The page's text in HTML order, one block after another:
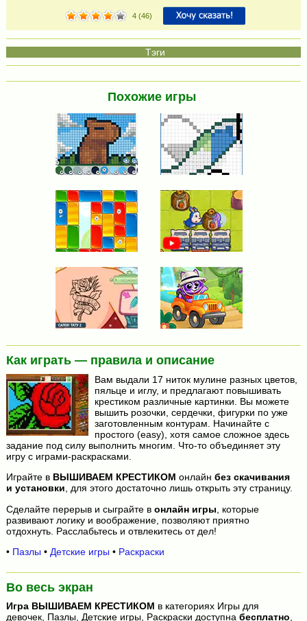
4 (46)
Похожие игры
Как играть — правила и описание
Вам выдали 17 ниток мулине разных цветов,
пяльце и иглу, и предлагают повышивать
крестиком различные картинки. Вы можете
вышить розочки, сердечки, фигурки по уже
заготовленным контурам. Начинайте с
простого (easy), хотя самое сложное здесь
задание под силу выполнить многим. Что-то объединяет эту
игру с играми-раскрасками.
Играйте в ВЫШИВАЕМ КРЕСТИКОМ онлайн без скачивания
и установки, для этого достаточно лишь открыть эту страницу.
Сделайте перерыв и сыграйте в онлайн игры , которые
развивают логику и воображение, позволяют приятно
отдохнуть. Расслабьтесь и отвлекитесь от дел!
• Пазлы • Детские игры • Раскраски
Во весь экран
Игра ВЫШИВАЕМ КРЕСТИКОМ в категориях Игры для
девочек, Пазлы, Детские игры, Раскраски доступна бесплатно,